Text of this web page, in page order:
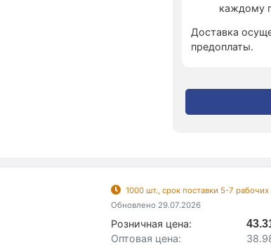
каждому
Доставка
предоплаты.
1000 шт., срок поставки 5-7 рабочих
Обновлено 29.07.2026
Розничная цена:
Оптовая цена: